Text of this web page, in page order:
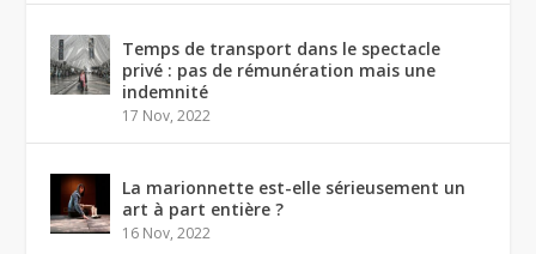
Temps de transport dans le spectacle
privé : pas de rémunération mais une
indemnité
17 Nov, 2022
La marionnette est-elle sérieusement un
art à part entière ?
16 Nov, 2022